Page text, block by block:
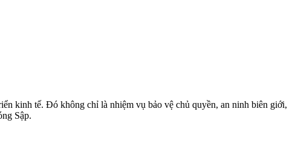
kinh tế. Đó không chỉ là nhiệm vụ bảo vệ chủ quyền, an ninh biên giới,
Sập.